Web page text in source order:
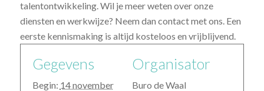
talentontwikkeling. Wil je meer weten over onze
diensten en werkwijze? Neem dan contact met ons. Een
eerste kennismaking is altijd kosteloos en vrijblijvend.
Gegevens
Begin: 14 november
Organisator
Buro de Waal